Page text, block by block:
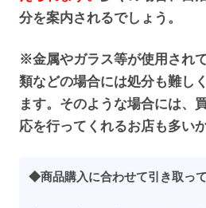
分を案内されるでしょう。
※金属やガラス等が使用され
類などの場合には処分も難し
ます。そのような場合には、
応を行ってくれるお店も多い
◆商品購入に合わせて引き取っ